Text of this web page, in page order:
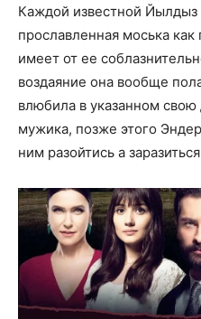
Каждой известной Йылдыз
прославленная моська
имеет от ее
воздаяние она вообще
влюбила в указанном свою
мужика, позже этого
ним разойтись а